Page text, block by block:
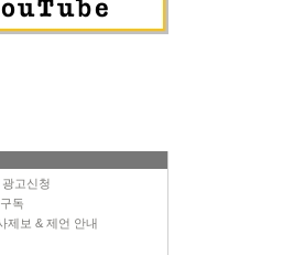
고신청
독
제보 & 제언 안내